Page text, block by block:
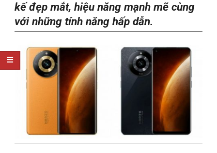
kế đẹp mắt, hiệu năng mạnh mẽ cùng
với những tính năng hấp dẫn.